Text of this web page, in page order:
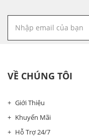
VỀ CHÚNG TÔI
Giới Thiệu
Khuyến Mãi
Hỗ Trợ 24/7